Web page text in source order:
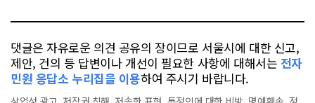
댓글은 자유로운 의견 공유의 장이므로 서울시에 대한 신고,
제안, 건의 등 답변이나 개선이 필요한 사항에 대해서는 전자
민원 응답소 누리집을 이용하여 주시기 바랍니다.